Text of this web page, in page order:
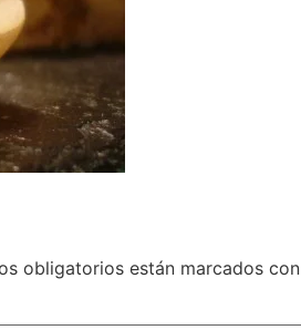
obligatorios están marcados con